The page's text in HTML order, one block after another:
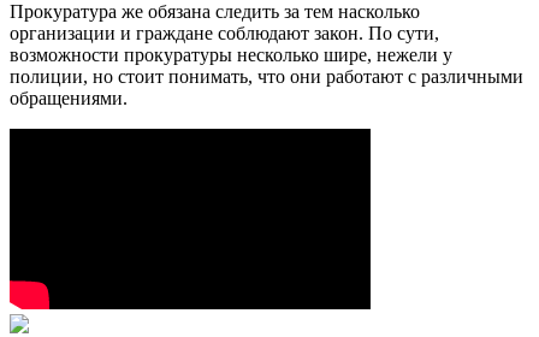
Прокуратура же обязана следить за тем насколько
организации и граждане соблюдают закон. По сути,
возможности прокуратуры несколько шире, нежели у
полиции, но стоит понимать, что они работают с различными
обращениями.